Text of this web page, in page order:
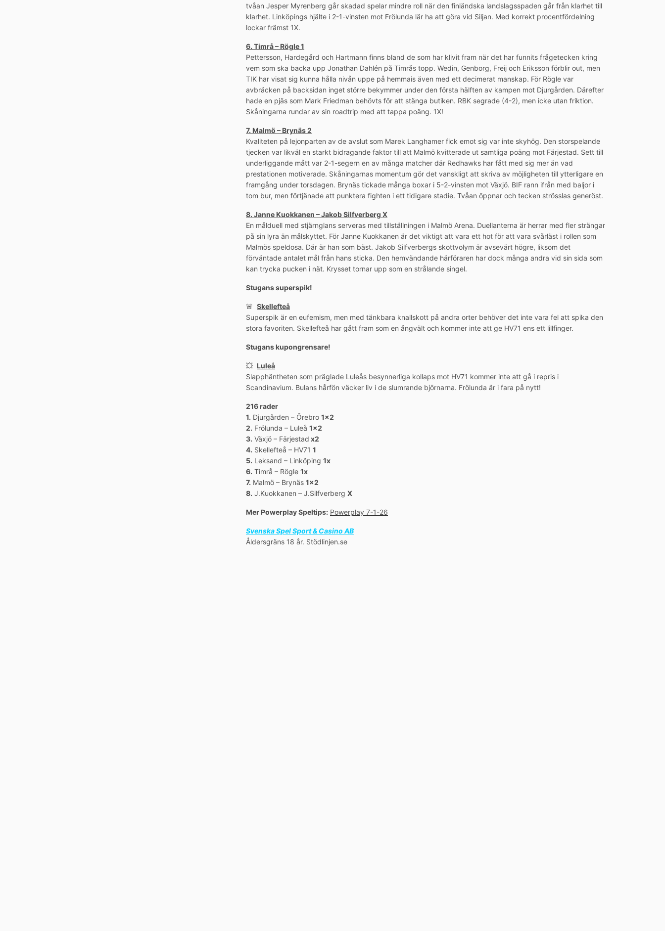
tvåan Jesper Myrenberg går skadad spelar mindre roll när den finländska landslagsspaden går från klarhet till
klarhet. Linköpings hjälte i 2-1-vinsten mot Frölunda lär ha att göra vid Siljan. Med korrekt procentfördelning
lockar främst 1X.
6. Timrå – Rögle 1
Pettersson, Hardegård och Hartmann finns bland de som har klivit fram när det har funnits frågetecken kring
vem som ska backa upp Jonathan Dahlén på Timrås topp. Wedin, Genborg, Freij och Eriksson förblir out, men
TIK har visat sig kunna hålla nivån uppe på hemmais även med ett decimerat manskap. För Rögle var
avbräcken på backsidan inget större bekymmer under den första hälften av kampen mot Djurgården. Därefter
hade en pjäs som Mark Friedman behövts för att stänga butiken. RBK segrade (4-2), men icke utan friktion.
Skåningarna rundar av sin roadtrip med att tappa poäng. 1X!
7. Malmö – Brynäs 2
Kvaliteten på lejonparten av de avslut som Marek Langhamer fick emot sig var inte skyhög. Den storspelande
tjecken var likväl en starkt bidragande faktor till att Malmö kvitterade ut samtliga poäng mot Färjestad. Sett till
underliggande mått var 2-1-segern en av många matcher där Redhawks har fått med sig mer än vad
prestationen motiverade. Skåningarnas momentum gör det vanskligt att skriva av möjligheten till ytterligare en
framgång under torsdagen. Brynäs tickade många boxar i 5-2-vinsten mot Växjö. BIF rann ifrån med baljor i
tom bur, men förtjänade att punktera fighten i ett tidigare stadie. Tvåan öppnar och tecken strösslas generöst.
8. Janne Kuokkanen – Jakob Silfverberg X
En målduell med stjärnglans serveras med tillställningen i Malmö Arena. Duellanterna är herrar med fler strängar
på sin lyra än målskyttet. För Janne Kuokkanen är det viktigt att vara ett hot för att vara svårläst i rollen som
Malmös speldosa. Där är han som bäst. Jakob Silfverbergs skottvolym är avsevärt högre, liksom det
förväntade antalet mål från hans sticka. Den hemvändande härföraren har dock många andra vid sin sida som
kan trycka pucken i nät. Krysset tornar upp som en strålande singel.
Stugans superspik!
🚨 Skellefteå
Superspik är en eufemism, men med tänkbara knallskott på andra orter behöver det inte vara fel att spika den
stora favoriten. Skellefteå har gått fram som en ångvält och kommer inte att ge HV71 ens ett lillfinger.
Stugans kupongrensare!
💥 Luleå
Slapphäntheten som präglade Luleås besynnerliga kollaps mot HV71 kommer inte att gå i repris i
Scandinavium. Bulans hårfön väcker liv i de slumrande björnarna. Frölunda är i fara på nytt!
216 rader
1. Djurgården – Örebro 1×2
2. Frölunda – Luleå 1×2
3. Växjö – Färjestad x2
4. Skellefteå – HV71 1
5. Leksand – Linköping 1x
6. Timrå – Rögle 1x
7. Malmö – Brynäs 1×2
8. J.Kuokkanen – J.Silfverberg X
Mer Powerplay Speltips: Powerplay 7-1-26
Svenska Spel Sport & Casino AB
Åldersgräns 18 år. Stödlinjen.se